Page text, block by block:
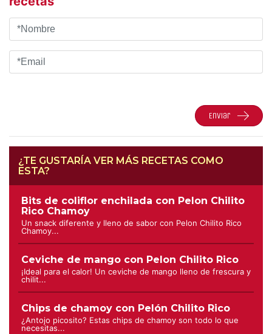
Enviar
¿TE GUSTARÍA VER MÁS RECETAS COMO
ESTA?
Bits de coliflor enchilada con Pelon Chilito
Rico Chamoy
Un snack diferente y lleno de sabor con Pelon Chilito Rico
Chamoy...
Ceviche de mango con Pelon Chilito Rico
¡Ideal para el calor! Un ceviche de mango lleno de frescura y
chilit...
Chips de chamoy con Pelón Chilito Rico
¿Antojo picosito? Estas chips de chamoy son todo lo que
necesitas...